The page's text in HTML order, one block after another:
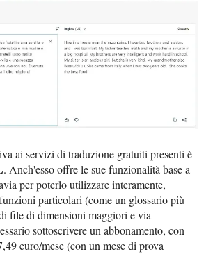
ai servizi di traduzione gratuiti presenti è
. Anch'esso offre le sue funzionalità base a
per poterlo utilizzare interamente,
particolari (come un glossario più
file di dimensioni maggiori e via
sottoscrivere un abbonamento, con
euro/mese (con un mese di prova